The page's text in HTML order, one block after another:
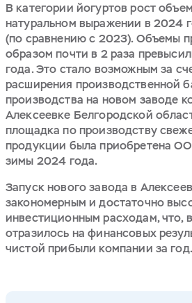
В категории йогуртов рост
натуральном выражении в 2024
(по сравнению с 2023). Объемы
образом почти в 2 раза
года. Это стало возможным за
расширения производственной
производства на новом заводе
Алексеевке Белгородской
площадка по производству
продукции была приобретена
зимы 2024 года.
Запуск нового завода в
закономерным и достаточно
инвестиционным расходам, что,
отразилось на финансовых
чистой прибыли компании за год.